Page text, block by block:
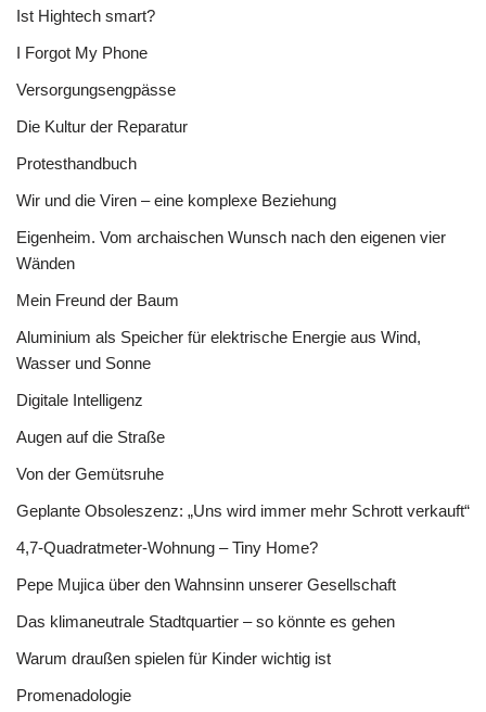
Ist Hightech smart?
I Forgot My Phone
Versorgungsengpässe
Die Kultur der Reparatur
Protesthandbuch
Wir und die Viren – eine komplexe Beziehung
Eigenheim. Vom archaischen Wunsch nach den eigenen vier
Wänden
Mein Freund der Baum
Aluminium als Speicher für elektrische Energie aus Wind,
Wasser und Sonne
Digitale Intelligenz
Augen auf die Straße
Von der Gemütsruhe
Geplante Obsoleszenz: „Uns wird immer mehr Schrott verkauft“
4,7-Quadratmeter-Wohnung – Tiny Home?
Pepe Mujica über den Wahnsinn unserer Gesellschaft
Das klimaneutrale Stadtquartier – so könnte es gehen
Warum draußen spielen für Kinder wichtig ist
Promenadologie